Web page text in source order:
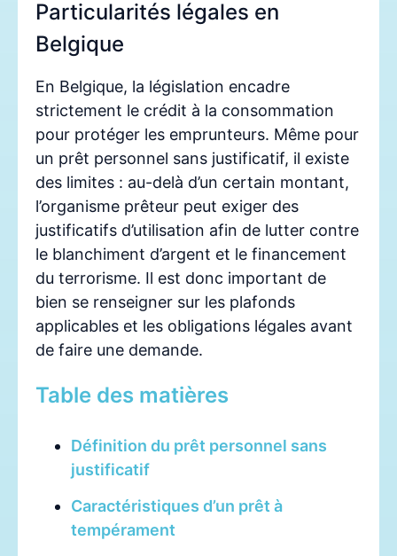
Particularités légales en
Belgique
En Belgique, la législation encadre
strictement le crédit à la consommation
pour protéger les emprunteurs. Même pour
un prêt personnel sans justificatif, il existe
des limites : au-delà d’un certain montant,
l’organisme prêteur peut exiger des
justificatifs d’utilisation afin de lutter contre
le blanchiment d’argent et le financement
du terrorisme. Il est donc important de
bien se renseigner sur les plafonds
applicables et les obligations légales avant
de faire une demande.
Table des matières
Définition du prêt personnel sans
justificatif
Caractéristiques d’un prêt à
tempérament